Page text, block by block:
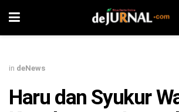
in deNews
Haru dan Syukur